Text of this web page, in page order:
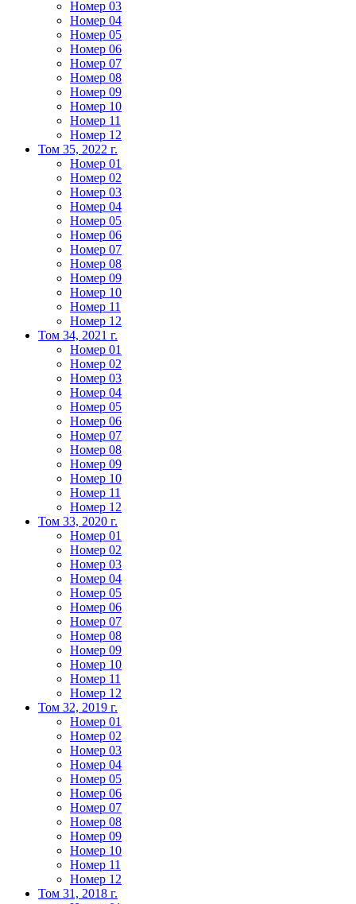
Номер 03
Номер 04
Номер 05
Номер 06
Номер 07
Номер 08
Номер 09
Номер 10
Номер 11
Номер 12
Том 35, 2022 г.
Номер 01
Номер 02
Номер 03
Номер 04
Номер 05
Номер 06
Номер 07
Номер 08
Номер 09
Номер 10
Номер 11
Номер 12
Том 34, 2021 г.
Номер 01
Номер 02
Номер 03
Номер 04
Номер 05
Номер 06
Номер 07
Номер 08
Номер 09
Номер 10
Номер 11
Номер 12
Том 33, 2020 г.
Номер 01
Номер 02
Номер 03
Номер 04
Номер 05
Номер 06
Номер 07
Номер 08
Номер 09
Номер 10
Номер 11
Номер 12
Том 32, 2019 г.
Номер 01
Номер 02
Номер 03
Номер 04
Номер 05
Номер 06
Номер 07
Номер 08
Номер 09
Номер 10
Номер 11
Номер 12
Том 31, 2018 г.